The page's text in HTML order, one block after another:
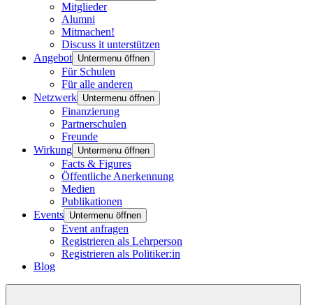
Mitglieder
Alumni
Mitmachen!
Discuss it unterstützen
Angebot Untermenu öffnen
Für Schulen
Für alle anderen
Netzwerk Untermenu öffnen
Finanzierung
Partnerschulen
Freunde
Wirkung Untermenu öffnen
Facts & Figures
Öffentliche Anerkennung
Medien
Publikationen
Events Untermenu öffnen
Event anfragen
Registrieren als Lehrperson
Registrieren als Politiker:in
Blog